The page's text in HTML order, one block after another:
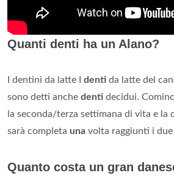
Quanti denti ha un Alano?
I dentini da latte I denti da latte del
sono detti anche denti decidui.
la seconda/terza settimana di vita e la
sarà completa una volta raggiunti i due
Quanto costa un gran